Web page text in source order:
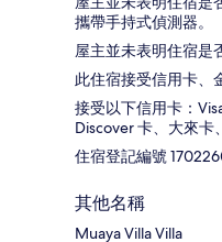
攜帶手持式偵測器。
屋主並未表明住宿是
此住宿接受信用卡、
接受以下信用卡：
Discover 卡、大來卡
住宿登記編號
其他名稱
Muaya Villa Villa